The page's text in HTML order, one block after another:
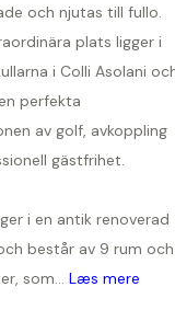
och njutas till fullo.
plats ligger i
i Colli Asolani
perfekta
av golf, avkoppling
gästfrihet.
i en antik renoverad
består av 9 rum och
som... Læs mere